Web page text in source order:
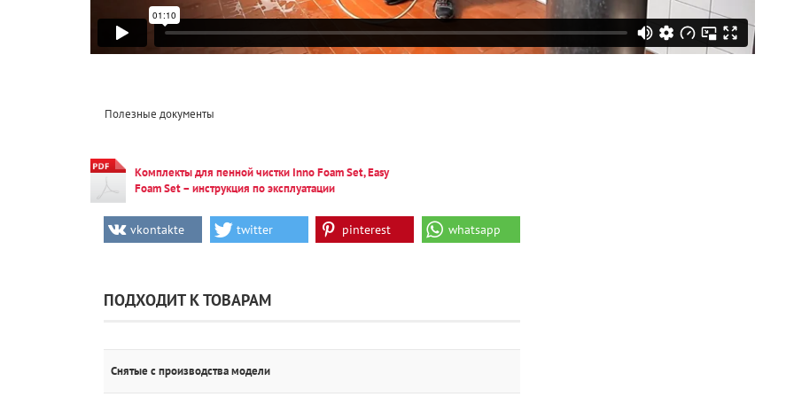
Полезные документы
Комплекты для пенной чистки Inno Foam Set, Easy
Foam Set – инструкция по эксплуатации
vkontakte twitter pinterest whatsapp
ПОДХОДИТ К ТОВАРАМ
Снятые с производства модели